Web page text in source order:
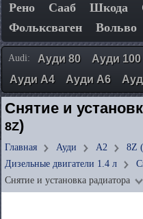
Рено
Сааб Шкода
Фольксваген
Вольво
Audi: Ауди 80 Ауди 100
Ауди А4
Ауди А6
Снятие и
8Z)
Главная Ауди А2
8Z
Дизельные двигатели 1.4 л
Снятие и установка радиатора